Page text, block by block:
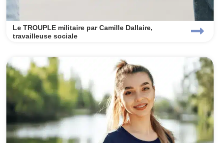
Le TROUPLE militaire par Camille Dallaire,
travailleuse sociale